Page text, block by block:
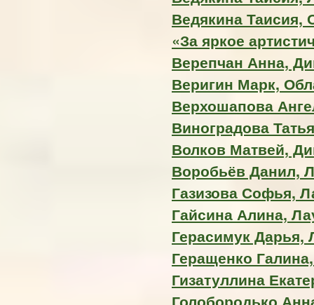
Ведякина Таисия,
«За яркое
Верепчан Анна,
Веригин Марк,
Верхошапова
Виноградова
Волков Матвей,
Воробьёв Данил,
Газизова Софья,
Гайсина Алина,
Герасимук Дарья,
Геращенко
Гизатуллина